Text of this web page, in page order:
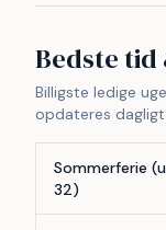
Bedste
Billigste ledige
opdateres dagligt.
Sommerferie
32)